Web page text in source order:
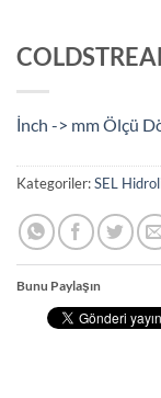
İnch -> mm Ölçü
Kategoriler:SEL
Bunu Paylaşın